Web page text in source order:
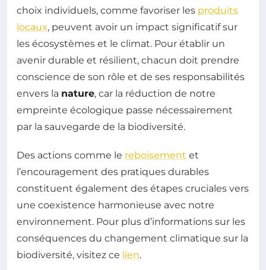
choix individuels, comme favoriser les produits
locaux, peuvent avoir un impact significatif sur
les écosystèmes et le climat. Pour établir un
avenir durable et résilient, chacun doit prendre
conscience de son rôle et de ses responsabilités
envers la nature, car la réduction de notre
empreinte écologique passe nécessairement
par la sauvegarde de la biodiversité.
Des actions comme le reboisement et
l’encouragement des pratiques durables
constituent également des étapes cruciales vers
une coexistence harmonieuse avec notre
environnement. Pour plus d’informations sur les
conséquences du changement climatique sur la
biodiversité, visitez ce lien.